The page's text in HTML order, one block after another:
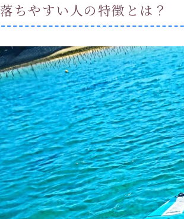
落ちやすい人の特徴とは？